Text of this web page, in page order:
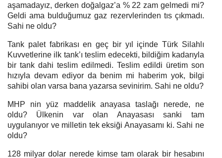
aşamadayız, derken doğalgaz’a % 22 zam gelmedi mi?
Geldi ama bulduğumuz gaz rezervlerinden tıs çıkmadı.
Sahi ne oldu?
Tank palet fabrikası en geç bir yıl içinde Türk Silahlı
Kuvvetlerine ilk tank’ı teslim edecekti, bildiğim kadarıyla
bir tank dahi teslim edilmedi. Teslim edildi üretim son
hızıyla devam ediyor da benim mi haberim yok, bilgi
sahibi olan varsa bana yazarsa sevinirim. Sahi ne oldu?
MHP nin yüz maddelik anayasa taslağı nerede, ne
oldu? Ülkenin var olan Anayasası sanki tam
uygulanıyor ve milletin tek eksiği Anayasamı ki. Sahi ne
oldu?
128 milyar dolar nerede kimse tam olarak bir hesabını